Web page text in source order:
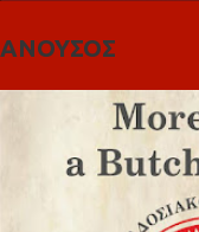
ΑΝΟΥΣΟΣ